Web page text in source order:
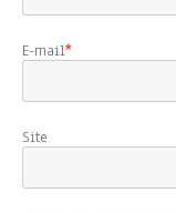
E-mail*